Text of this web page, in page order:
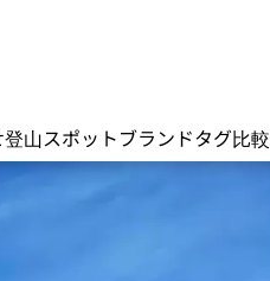
登山スポットブランドタグ比較